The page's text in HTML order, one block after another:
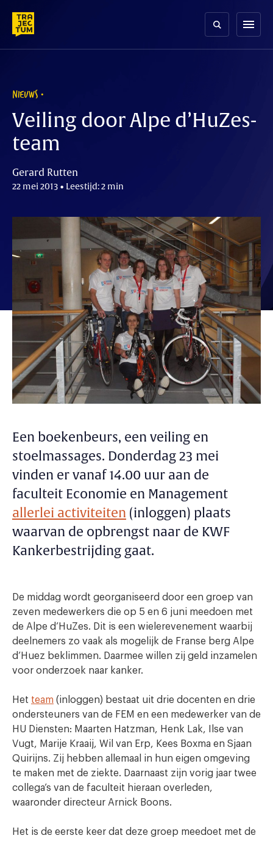
content
menu
NIEUWS
Veiling door Alpe d’HuZes-
team
Gerard Rutten
22 mei 2013 • Leestijd: 2 min
Een boekenbeurs, een veiling en
stoelmassages. Donderdag 23 mei
vinden er vanaf 14.00 uur aan de
faculteit Economie en Management
allerlei activiteiten (inloggen) plaats
waarvan de opbrengst naar de KWF
Kankerbestrijding gaat.
De middag wordt georganiseerd door een groep van
zeven medewerkers die op 5 en 6 juni meedoen met
de Alpe d’HuZes. Dit is een wielerevenement waarbij
deelnemers zo vaak als mogelijk de Franse berg Alpe
d’Huez beklimmen. Daarmee willen zij geld inzamelen
voor onderzoek naar kanker.
Het team (inloggen) bestaat uit drie docenten en drie
ondersteuners van de FEM en een medewerker van de
HU Diensten: Maarten Hatzman, Henk Lak, Ilse van
Vugt, Marije Kraaij, Wil van Erp, Kees Boxma en Sjaan
Quirijns. Zij hebben allemaal in hun eigen omgeving
te maken met de ziekte. Daarnaast zijn vorig jaar twee
collega’s van de faculteit hieraan overleden,
waaronder directeur Arnick Boons.
Het is de eerste keer dat deze groep meedoet met de